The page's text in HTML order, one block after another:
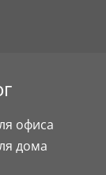
офиса
дома